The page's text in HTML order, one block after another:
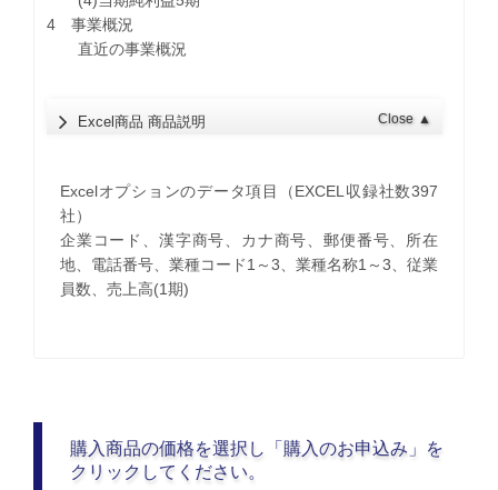
4 事業概況
直近の事業概況
Excel商品 商品説明 Close ▲
Excelオプションのデータ項目（EXCEL収録社数397
社）
企業コード、漢字商号、カナ商号、郵便番号、所在
地、電話番号、業種コード1～3、業種名称1～3、従業
員数、売上高(1期)
購入商品の価格を選択し「購入のお申込み」を
クリックしてください。